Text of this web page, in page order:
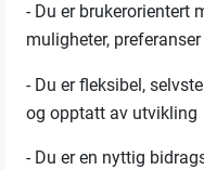
- Du er brukerorientert
muligheter,
- Du er fleksibel,
og opptatt av utvikling
- Du er en nyttig